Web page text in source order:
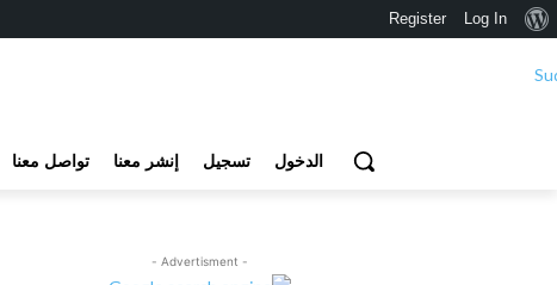
تواصل معنا إنشر معنا تسجيل الدخول
- Advertisment -
نبذةLog In
Register